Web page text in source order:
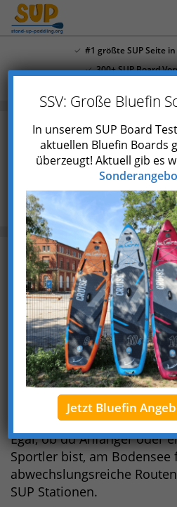
Skip
content
#1 größte SUP Seite
300+ SUP Board
SUP Bodensee: Die
Touren + SUP
Blog
SUP Bodensee: Die 11
Stationen
Zuletzt aktualisiert am 11. August
Entdecke die
Stand Up Paddlings am
In diesem Artikel zeigen
Touren und Stationen, um
Mitteleuropas auf eine
zu erleben.
Egal, ob du Anfänger oder
Sportler bist, am Bodensee
abwechslungsreiche
SUP Stationen.
SSV: Große Bluefin
In unserem SUP Board
aktuellen Bluefin Boards
überzeugt! Aktuell gib es
Jetzt Bluefin